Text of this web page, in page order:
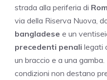
strada alla periferia di
via della Riserva Nuova,
bangladese e un
precedenti penali legati
un braccio e a una
condizioni non destano